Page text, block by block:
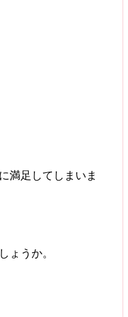
満足してしまいま
ょうか。